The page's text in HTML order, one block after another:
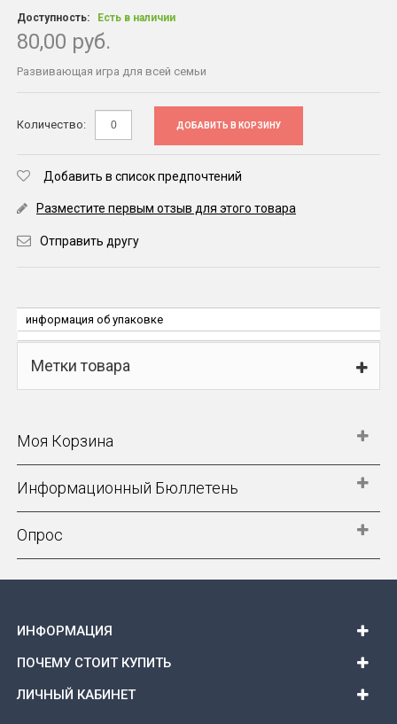
Доступность: Есть в наличии
80,00 руб.
Развивающая игра для всей семьи
Количество: ДОБАВИТЬ В КОРЗИНУ
Добавить в список предпочтений
Разместите первым отзыв для этого товара
Отправить другу
информация об упаковке
Метки товара
Моя Корзина
Информационный Бюллетень
Опрос
ИНФОРМАЦИЯ
ПОЧЕМУ СТОИТ КУПИТЬ
ЛИЧНЫЙ КАБИНЕТ